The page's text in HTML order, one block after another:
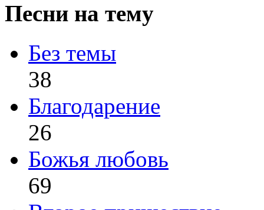
Песни на тему
Без темы
38
Благодарение
26
Божья любовь
69